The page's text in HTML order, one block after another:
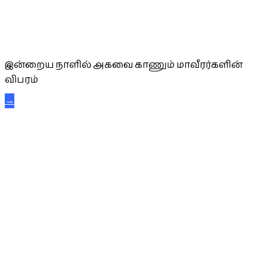
இன்றைய நாளில் அகவை காணும் மாவீரர்களின்
விபரம்
→